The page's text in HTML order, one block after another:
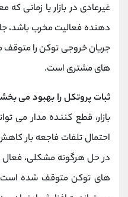
غیرعادی در بازار یا زمانی
دهنده فعالیت مخرب باشد،
جریان خروجی توکن را متوقف
های مشتری است.
ثبات پروتکل را بهبود می
بازار، قطع کننده مدار می
احتمال تلفات فاجعه بار
در حل هرگونه مشکلی، فعال